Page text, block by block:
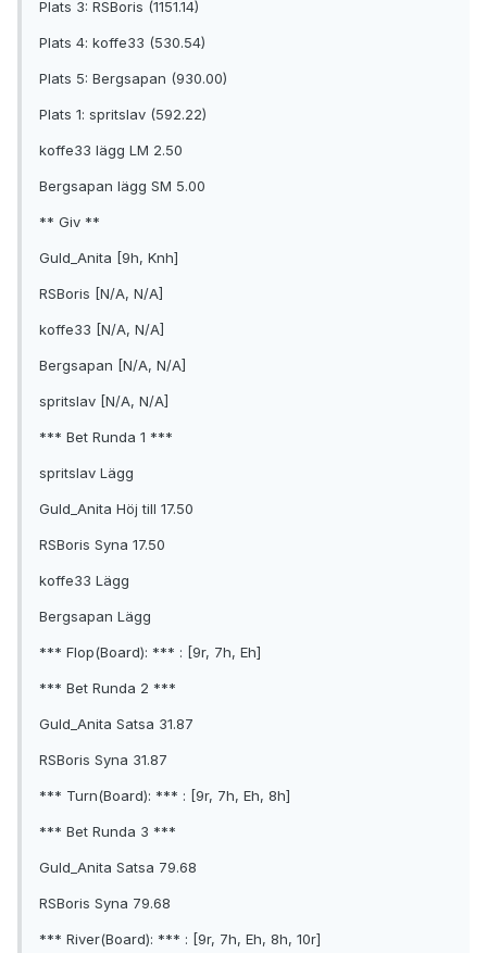
Plats 3: RSBoris (1151.14)
Plats 4: koffe33 (530.54)
Plats 5: Bergsapan (930.00)
Plats 1: spritslav (592.22)
koffe33 lägg LM 2.50
Bergsapan lägg SM 5.00
** Giv **
Guld_Anita [9h, Knh]
RSBoris [N/A, N/A]
koffe33 [N/A, N/A]
Bergsapan [N/A, N/A]
spritslav [N/A, N/A]
*** Bet Runda 1 ***
spritslav Lägg
Guld_Anita Höj till 17.50
RSBoris Syna 17.50
koffe33 Lägg
Bergsapan Lägg
*** Flop(Board): *** : [9r, 7h, Eh]
*** Bet Runda 2 ***
Guld_Anita Satsa 31.87
RSBoris Syna 31.87
*** Turn(Board): *** : [9r, 7h, Eh, 8h]
*** Bet Runda 3 ***
Guld_Anita Satsa 79.68
RSBoris Syna 79.68
*** River(Board): *** : [9r, 7h, Eh, 8h, 10r]